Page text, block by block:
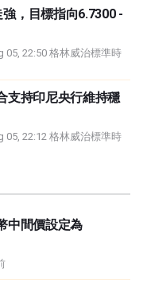
，目標指向6.7300 -
05, 22:50 格林威治標準時
支持印尼央行維持穩
05, 22:12 格林威治標準時
中間價設定為